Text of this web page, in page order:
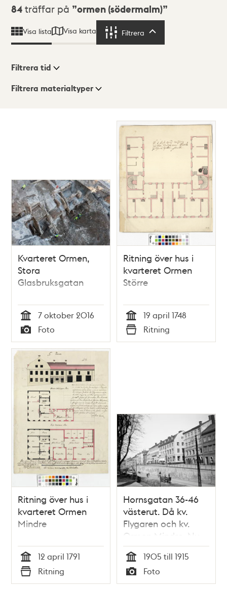
Sökresultat
84 träffar på ormen (södermalm)
Visa lista Visa karta Filtrera
Visningsläge
Filtrera tid
Filtrera materialtyper
Kvarteret Ormen,
Stora
Glasbruksgatan
Tid
7 oktober 2016
Typ
Foto
Ritning över hus i
kvarteret Ormen
Större
Tid
19 april 1748
Typ
Ritning
Ritning över hus i
kvarteret Ormen
Mindre
Tid
12 april 1791
Typ
Ritning
Hornsgatan 36-46
västerut. Då kv.
Flygaren och kv.
Ormen Mindre. Nu
kv. Svalgången och
kv. Ormen Mindre
Tid
1905 till 1915
Typ
Foto